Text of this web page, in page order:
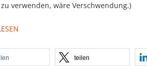
zu verwenden, wäre Verschwendung.)
teilen